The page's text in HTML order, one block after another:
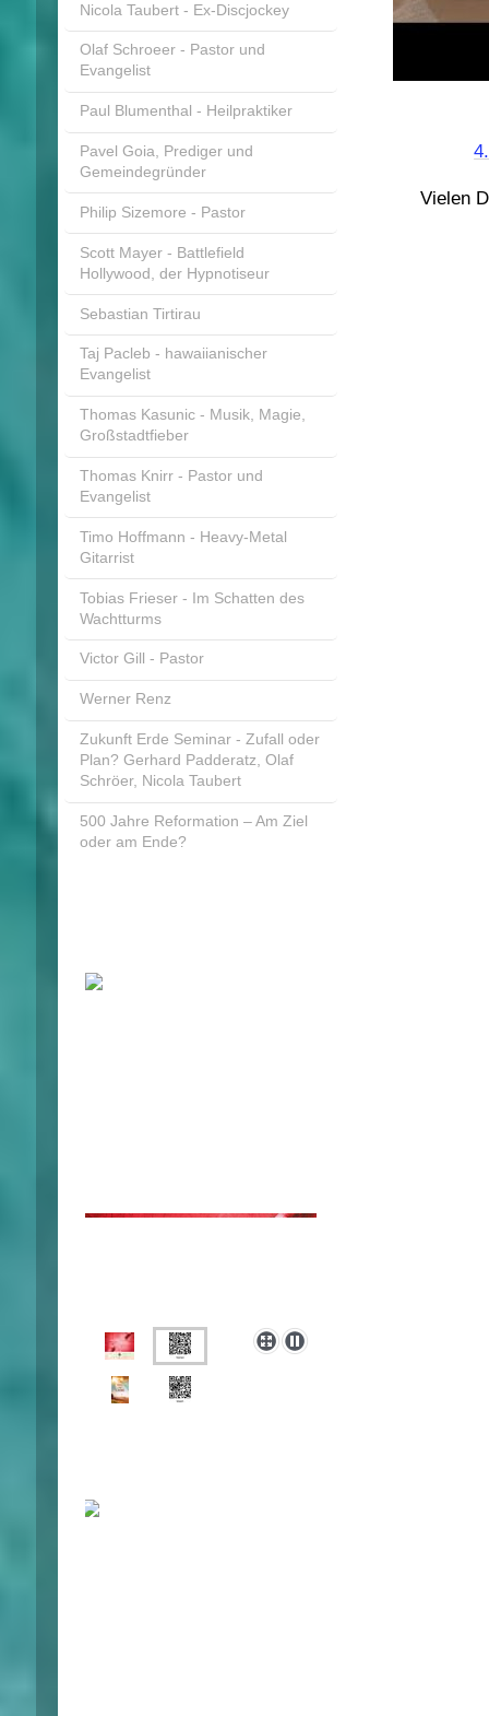
Vielen
Nicola Taubert - Ex-Discjockey
Olaf Schroeer - Pastor und
Evangelist
Paul Blumenthal - Heilpraktiker
Pavel Goia, Prediger und
Gemeindegründer
Philip Sizemore - Pastor
Scott Mayer - Battlefield
Hollywood, der Hypnotiseur
Sebastian Tirtirau
Taj Pacleb - hawaiianischer
Evangelist
Thomas Kasunic - Musik, Magie,
Großstadtfieber
Thomas Knirr - Pastor und
Evangelist
Timo Hoffmann - Heavy-Metal
Gitarrist
Tobias Frieser - Im Schatten des
Wachtturms
Victor Gill - Pastor
Werner Renz
Zukunft Erde Seminar - Zufall oder
Plan? Gerhard Padderatz, Olaf
Schröer, Nicola Taubert
500 Jahre Reformation – Am Ziel
oder am Ende?